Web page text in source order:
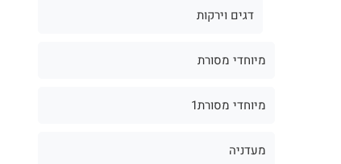
דגים וירקות
מיוחדי מסורת
מיוחדי מסורת1
מעדניה